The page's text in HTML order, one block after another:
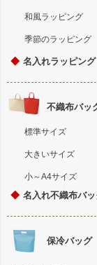
和風ラッピング
季節のラッピング
◆ 名入れラッピング
不織布バッ
標準サイズ
大きいサイズ
小～A4サイズ
◆ 名入れ不織布バ
保冷バッグ